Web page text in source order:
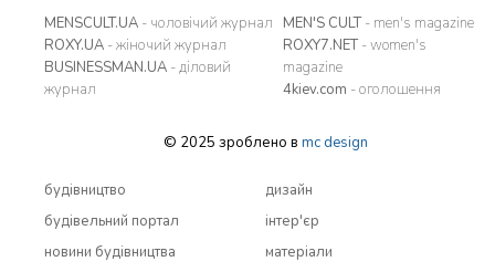
MENSCULT.UA - чоловічий журнал
ROXY.UA - жіночий журнал
BUSINESSMAN.UA - діловий
журнал
MEN'S CULT- men's magazine
ROXY7.NET- women's
magazine
4kiev.com - оголошення
© 2025 зроблено в mc design
будівництво
будівельний портал
новини будівництва
дизайн
інтер'єр
матеріали